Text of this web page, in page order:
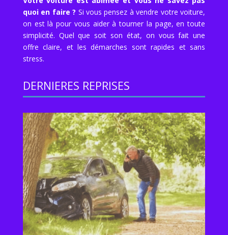
quoi en faire ? Si vous pensez à vendre votre voiture,
on est là pour vous aider à tourner la page, en toute
simplicité. Quel que soit son état, on vous fait une
offre claire, et les démarches sont rapides et sans
stress.
DERNIERES REPRISES